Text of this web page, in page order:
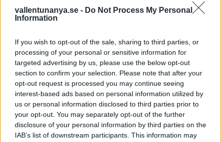
vallentunanya.se - Do Not Process My Personal
Information
If you wish to opt-out of the sale, sharing to third parties, or
processing of your personal or sensitive information for
targeted advertising by us, please use the below opt-out
section to confirm your selection. Please note that after your
opt-out request is processed you may continue seeing
interest-based ads based on personal information utilized by
us or personal information disclosed to third parties prior to
your opt-out. You may separately opt-out of the further
disclosure of your personal information by third parties on the
IAB’s list of downstream participants. This information may
partiella
Astrofotografen och
Vallentunabon Per-Magnus
Hedén tipsar
kvar i Vallentuna
centrum
utförsäljning – öppnar upp
butiken igen i augusti